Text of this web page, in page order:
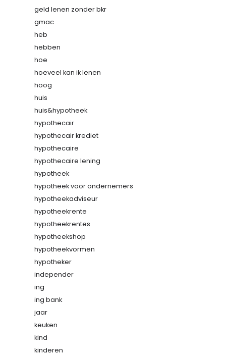
geld lenen zonder bkr
gmac
heb
hebben
hoe
hoeveel kan ik lenen
hoog
huis
huis&hypotheek
hypothecair
hypothecair krediet
hypothecaire
hypothecaire lening
hypotheek
hypotheek voor ondernemers
hypotheekadviseur
hypotheekrente
hypotheekrentes
hypotheekshop
hypotheekvormen
hypotheker
independer
ing
ing bank
jaar
keuken
kind
kinderen